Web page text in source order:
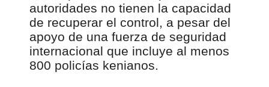
autoridades no tienen la capacidad
de recuperar el control, a pesar del
apoyo de una fuerza de seguridad
internacional que incluye al menos
800 policías kenianos.